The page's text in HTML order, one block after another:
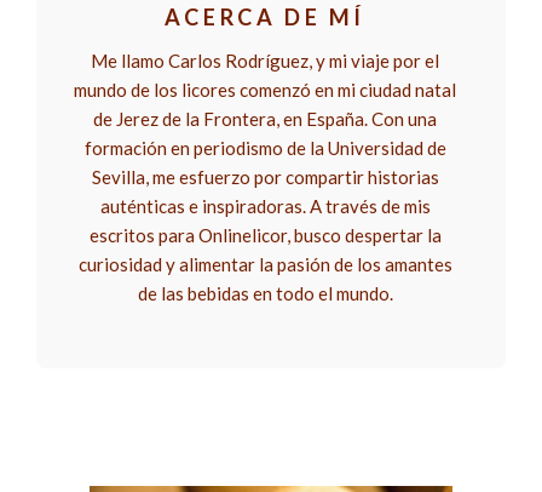
ACERCA DE MÍ
Me llamo Carlos Rodríguez, y mi viaje por el
mundo de los licores comenzó en mi ciudad natal
de Jerez de la Frontera, en España. Con una
formación en periodismo de la Universidad de
Sevilla, me esfuerzo por compartir historias
auténticas e inspiradoras. A través de mis
escritos para Onlinelicor, busco despertar la
curiosidad y alimentar la pasión de los amantes
de las bebidas en todo el mundo.